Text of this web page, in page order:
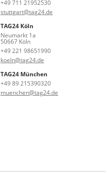
+49 711 21952530
stuttgart@tag24.de
TAG24 Köln
Neumarkt 1a
50667 Köln
+49 221 98651990
koeln@tag24.de
TAG24 München
+49 89 215390320
muenchen@tag24.de